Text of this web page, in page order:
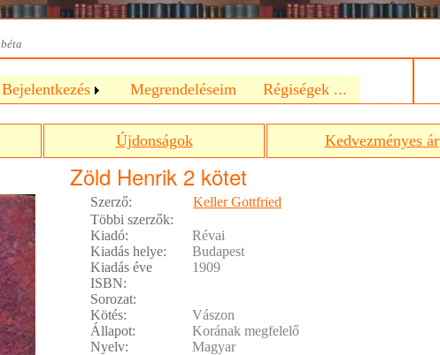
béta
Bejelentkezés Megrendeléseim Régiségek ...
Újdonságok Kedvezményes ár
Zöld Henrik 2 kötet
Szerző:
Keller Gottfried
Többi szerzők:
Kiadó:
Révai
Kiadás helye:
Budapest
Kiadás éve
1909
ISBN:
Sorozat:
Kötés:
Vászon
Állapot:
Korának megfelelő
Nyelv:
Magyar